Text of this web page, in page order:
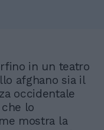
in un teatro
afghano sia il
occidentale
lo
mostra la